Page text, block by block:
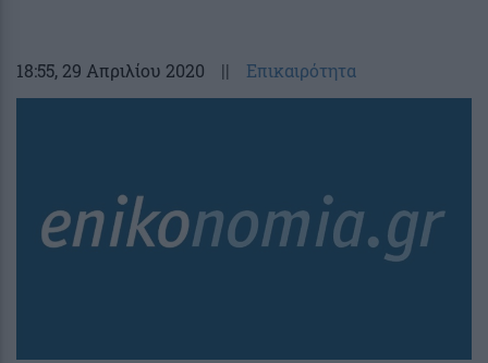
18:55, 29 Απριλίου 2020 || Επικαιρότητα